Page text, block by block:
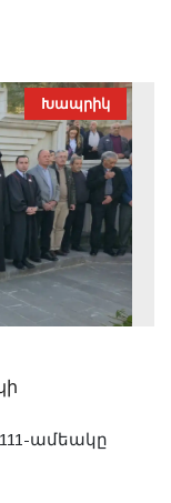
Խապրիկ
ամեակը